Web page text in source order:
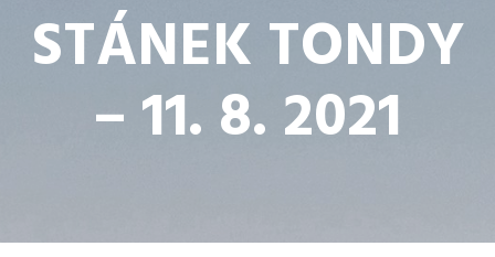
STÁNEK TONDY
– 11. 8. 2021